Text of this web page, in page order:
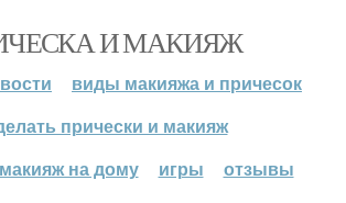
И МАКИЯЖ
виды макияжа и причесок
прически и макияж
на дому
игры отзывы